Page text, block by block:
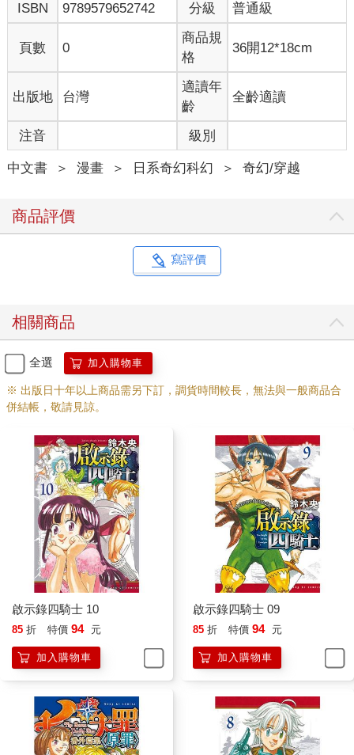
ISBN
9789579652742 分級 普通級
頁數 0
商品規
格
36開12*18cm
出版地 台灣
適讀年
齡
全齡適讀
注音 級別
中文書 ＞ 漫畫 ＞ 日系奇幻科幻 ＞ 奇幻/穿越
商品評價
寫評價
相關商品
全選 加入購物車
※ 出版日十年以上商品需另下訂，調貨時間較長，無法與一般商品合
併結帳，敬請見諒。
啟示錄四騎士 10
85 折 特價 94 元
加入購物車
啟示錄四騎士 09
85 折 特價 94 元
加入購物車